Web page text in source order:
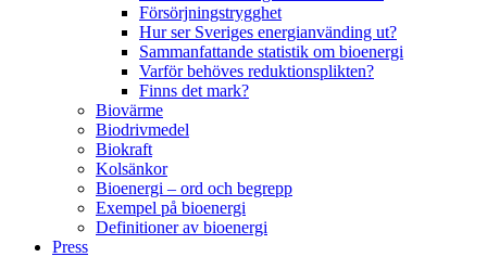
Försörjningstrygghet
Hur ser Sveriges energianvänding ut?
Sammanfattande statistik om bioenergi
Varför behöves reduktionsplikten?
Finns det mark?
Biovärme
Biodrivmedel
Biokraft
Kolsänkor
Bioenergi – ord och begrepp
Exempel på bioenergi
Definitioner av bioenergi
Press